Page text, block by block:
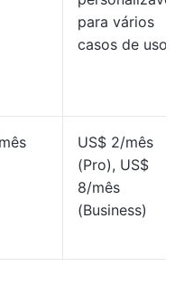
para vários
casos de uso
US$ 2/mês
(Pro), US$
8/mês
(Business)